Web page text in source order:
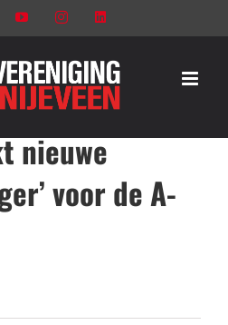
YouTubeInstagram
nieuwe
voor de A-